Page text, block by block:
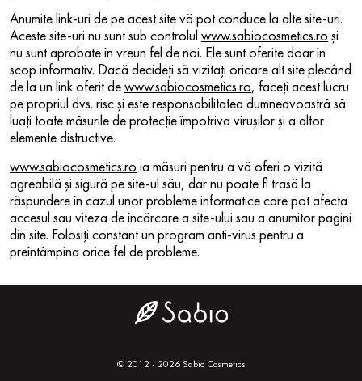
Anumite link-uri de pe acest site vă pot conduce la alte site-uri.
Aceste site-uri nu sunt sub controlul www.sabiocosmetics.ro şi
nu sunt aprobate în vreun fel de noi. Ele sunt oferite doar în
scop informativ. Dacă decideţi să vizitaţi oricare alt site plecând
de la un link oferit dewww.sabiocosmetics.ro, faceţi acest lucru
pe propriul dvs. risc şi este responsabilitatea dumneavoastră să
luaţi toate măsurile de protecţie împotriva viruşilor şi a altor
elemente distructive.
www.sabiocosmetics.ro ia măsuri pentru a vă oferi o vizită
agreabilă şi sigură pe site-ul său, dar nu poate fi trasă la
răspundere în cazul unor probleme informatice care pot afecta
accesul sau viteza de încărcare a site-ului sau a anumitor pagini
din site. Folosiţi constant un program anti-virus pentru a
preîntâmpina orice fel de probleme.
© 2012 - 2026 Sabio Cosmetics